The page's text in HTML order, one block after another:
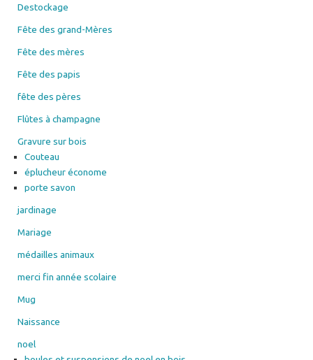
Destockage
Fête des grand-Mères
Fête des mères
Fête des papis
fête des pères
Flûtes à champagne
Gravure sur bois
Couteau
éplucheur économe
porte savon
jardinage
Mariage
médailles animaux
merci fin année scolaire
Mug
Naissance
noel